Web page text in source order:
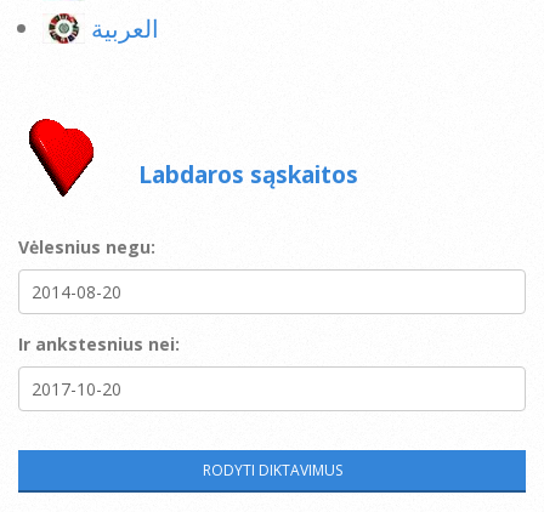
العربية
Labdaros sąskaitos
Vėlesnius negu:
Ir ankstesnius nei: